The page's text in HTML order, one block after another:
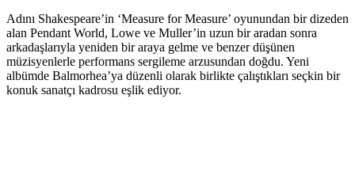
Adını Shakespeare’in ‘Measure for Measure’ oyunundan bir dizeden
alan Pendant World, Lowe ve Muller’in uzun bir aradan sonra
arkadaşlarıyla yeniden bir araya gelme ve benzer düşünen
müzisyenlerle performans sergileme arzusundan doğdu. Yeni
albümde Balmorhea’ya düzenli olarak birlikte çalıştıkları seçkin bir
konuk sanatçı kadrosu eşlik ediyor.